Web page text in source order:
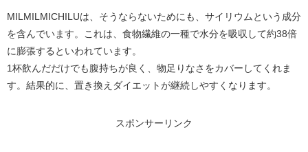
MILMILMICHILUは、そうならないためにも、サイリウムという成分
を含んでいます。これは、食物繊維の一種で水分を吸収して約38倍
に膨張するといわれています。
1杯飲んだだけでも腹持ちが良く、物足りなさをカバーしてくれま
す。結果的に、置き換えダイエットが継続しやすくなります。
スポンサーリンク